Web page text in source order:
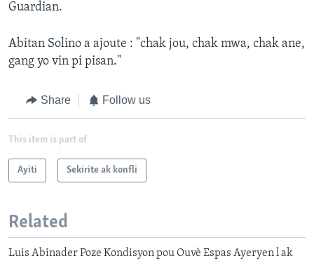
Guardian.
Abitan Solino a ajoute : "chak jou, chak mwa, chak ane,
gang yo vin pi pisan."
Share Follow us
This item is part of
Ayiti Sekirite ak konfli
Related
Luis Abinader Poze Kondisyon pou Ouvè Espas Ayeryen l ak